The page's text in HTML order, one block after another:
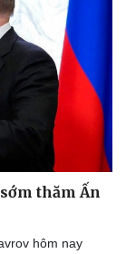
thăm Ấn
hôm nay